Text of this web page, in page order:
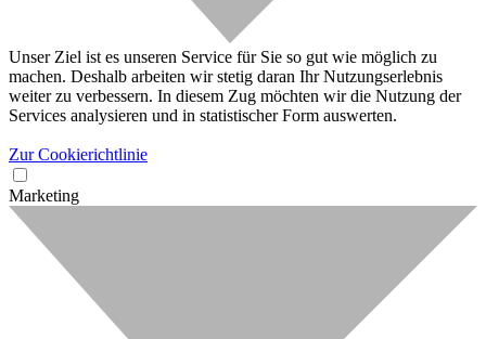
Unser Ziel ist es unseren Service für Sie so gut wie möglich zu
machen. Deshalb arbeiten wir stetig daran Ihr Nutzungserlebnis
weiter zu verbessern. In diesem Zug möchten wir die Nutzung der
Services analysieren und in statistischer Form auswerten.
Zur Cookierichtlinie
Marketing